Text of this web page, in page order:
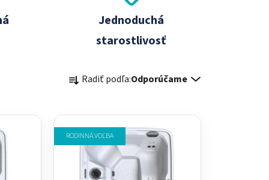
Jednoduchá
starostlivosť
a
e
n
i
Radiť podľa:Odporúčame
RODINNÁ VOĽBA